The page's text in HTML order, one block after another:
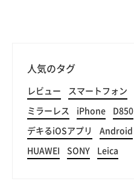
人気のタグ
レビュー スマートフォン
ミラーレス iPhone D850
デキるiOSアプリ Android
HUAWEI SONY Leica